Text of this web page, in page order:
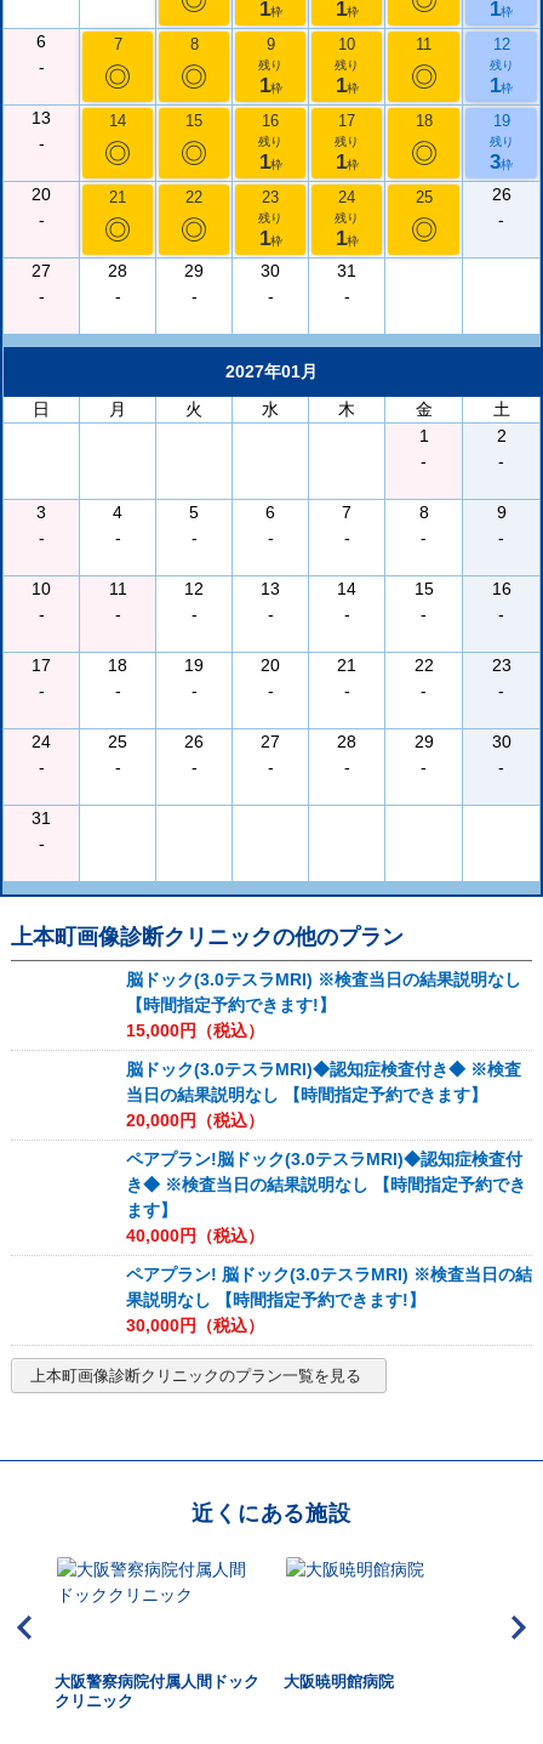
1枠 1枠 1枠
6
-
7
◎
8
◎
9
残り
1枠
10
残り
1枠
11
◎
12
残り
1枠
13
-
14
◎
15
◎
16
残り
1枠
17
残り
1枠
18
◎
19
残り
3枠
20
-
21
◎
22
◎
23
残り
1枠
24
残り
1枠
25
◎
26
-
27
-
28
-
29
-
30
-
31
-
2027年01月
日
月 火 水 木 金
土
1
-
2
-
3
-
4
-
5
-
6
-
7
-
8
-
9
-
10
-
11
-
12
-
13
-
14
-
15
-
16
-
17
-
18
-
19
-
20
-
21
-
22
-
23
-
24
-
25
-
26
-
27
-
28
-
29
-
30
-
31
-
上本町画像診断クリニックの他のプラン
脳ドック(3.0テスラMRI) ※検査当日の結果説明なし
【時間指定予約できます!】
15,000円（税込）
脳ドック(3.0テスラMRI)◆認知症検査付き◆ ※検査
当日の結果説明なし 【時間指定予約できます】
20,000円（税込）
ペアプラン!脳ドック(3.0テスラMRI)◆認知症検査付
き◆ ※検査当日の結果説明なし 【時間指定予約でき
ます】
40,000円（税込）
ペアプラン! 脳ドック(3.0テスラMRI) ※検査当日の結
果説明なし 【時間指定予約できます!】
30,000円（税込）
上本町画像診断クリニックのプラン一覧を見る
近くにある施設
大阪警察病院付属人間ドック
クリニック
大阪暁明館病院